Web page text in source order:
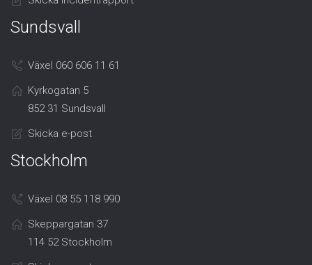
Sundsvall
Växel 060 606 11 61
Kyrkogatan 5
852 31 Sundsvall
Skicka e-post
Stockholm
Växel 08 55 118 990
Skeppargatan 37
114 52 Stockholm